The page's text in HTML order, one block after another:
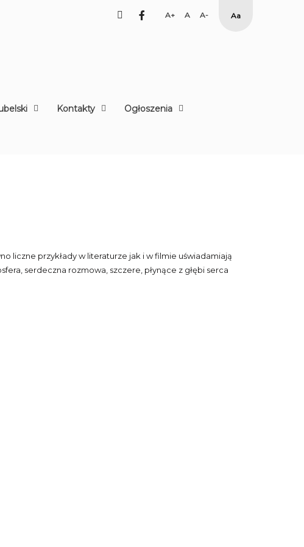
facebook
Set Set
Smaller
High
Kontakty Ogłoszenia
liczne przykłady w literaturze jak i w filmie uświadamiają
serdeczna rozmowa, szczere, płynące z głębi serca